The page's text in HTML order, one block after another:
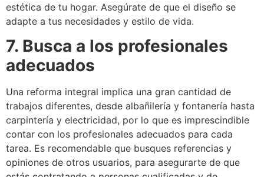
estética de tu hogar. Asegúrate de que el diseño se
adapte a tus necesidades y estilo de vida.
7. Busca a los profesionales
adecuados
Una reforma integral implica una gran cantidad de
trabajos diferentes, desde albañilería y fontanería hasta
carpintería y electricidad, por lo que es imprescindible
contar con los profesionales adecuados para cada
tarea. Es recomendable que busques referencias y
opiniones de otros usuarios, para asegurarte de que